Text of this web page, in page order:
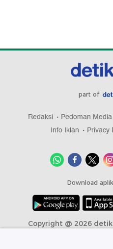
part of
Redaksi Pedoman
Info Iklan
Privacy
Download
Copyright @ 2026